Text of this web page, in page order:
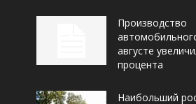
Производство
августе
процента
Наибольший